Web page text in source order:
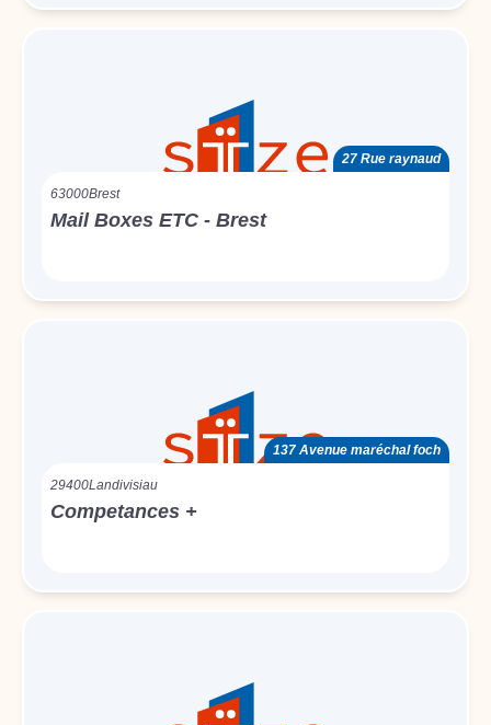
27 Rue raynaud
63000Brest
Mail Boxes ETC - Brest
137 Avenue maréchal foch
29400Landivisiau
Competances +